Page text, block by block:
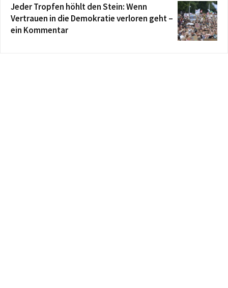
Jeder Tropfen höhlt den Stein: Wenn
Vertrauen in die Demokratie verloren geht –
ein Kommentar